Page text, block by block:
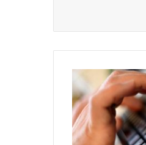
Honduras:
Habilitan
call
center
para
realizar